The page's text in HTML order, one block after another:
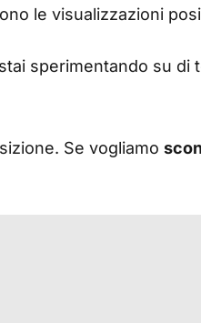
le visualizzazioni
sperimentando su
Se vogliamo